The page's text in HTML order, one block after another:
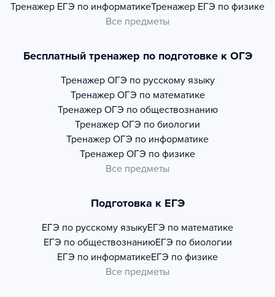
Тренажер ЕГЭ по информатикеТренажер ЕГЭ по физике
Все предметы
Бесплатный тренажер по подготовке к ОГЭ
Тренажер ОГЭ по русскому языку
Тренажер ОГЭ по математике
Тренажер ОГЭ по обществознанию
Тренажер ОГЭ по биологии
Тренажер ОГЭ по информатике
Тренажер ОГЭ по физике
Все предметы
Подготовка к ЕГЭ
ЕГЭ по русскому языкуЕГЭ по математике
ЕГЭ по обществознаниюЕГЭ по биологии
ЕГЭ по информатикеЕГЭ по физике
Все предметы